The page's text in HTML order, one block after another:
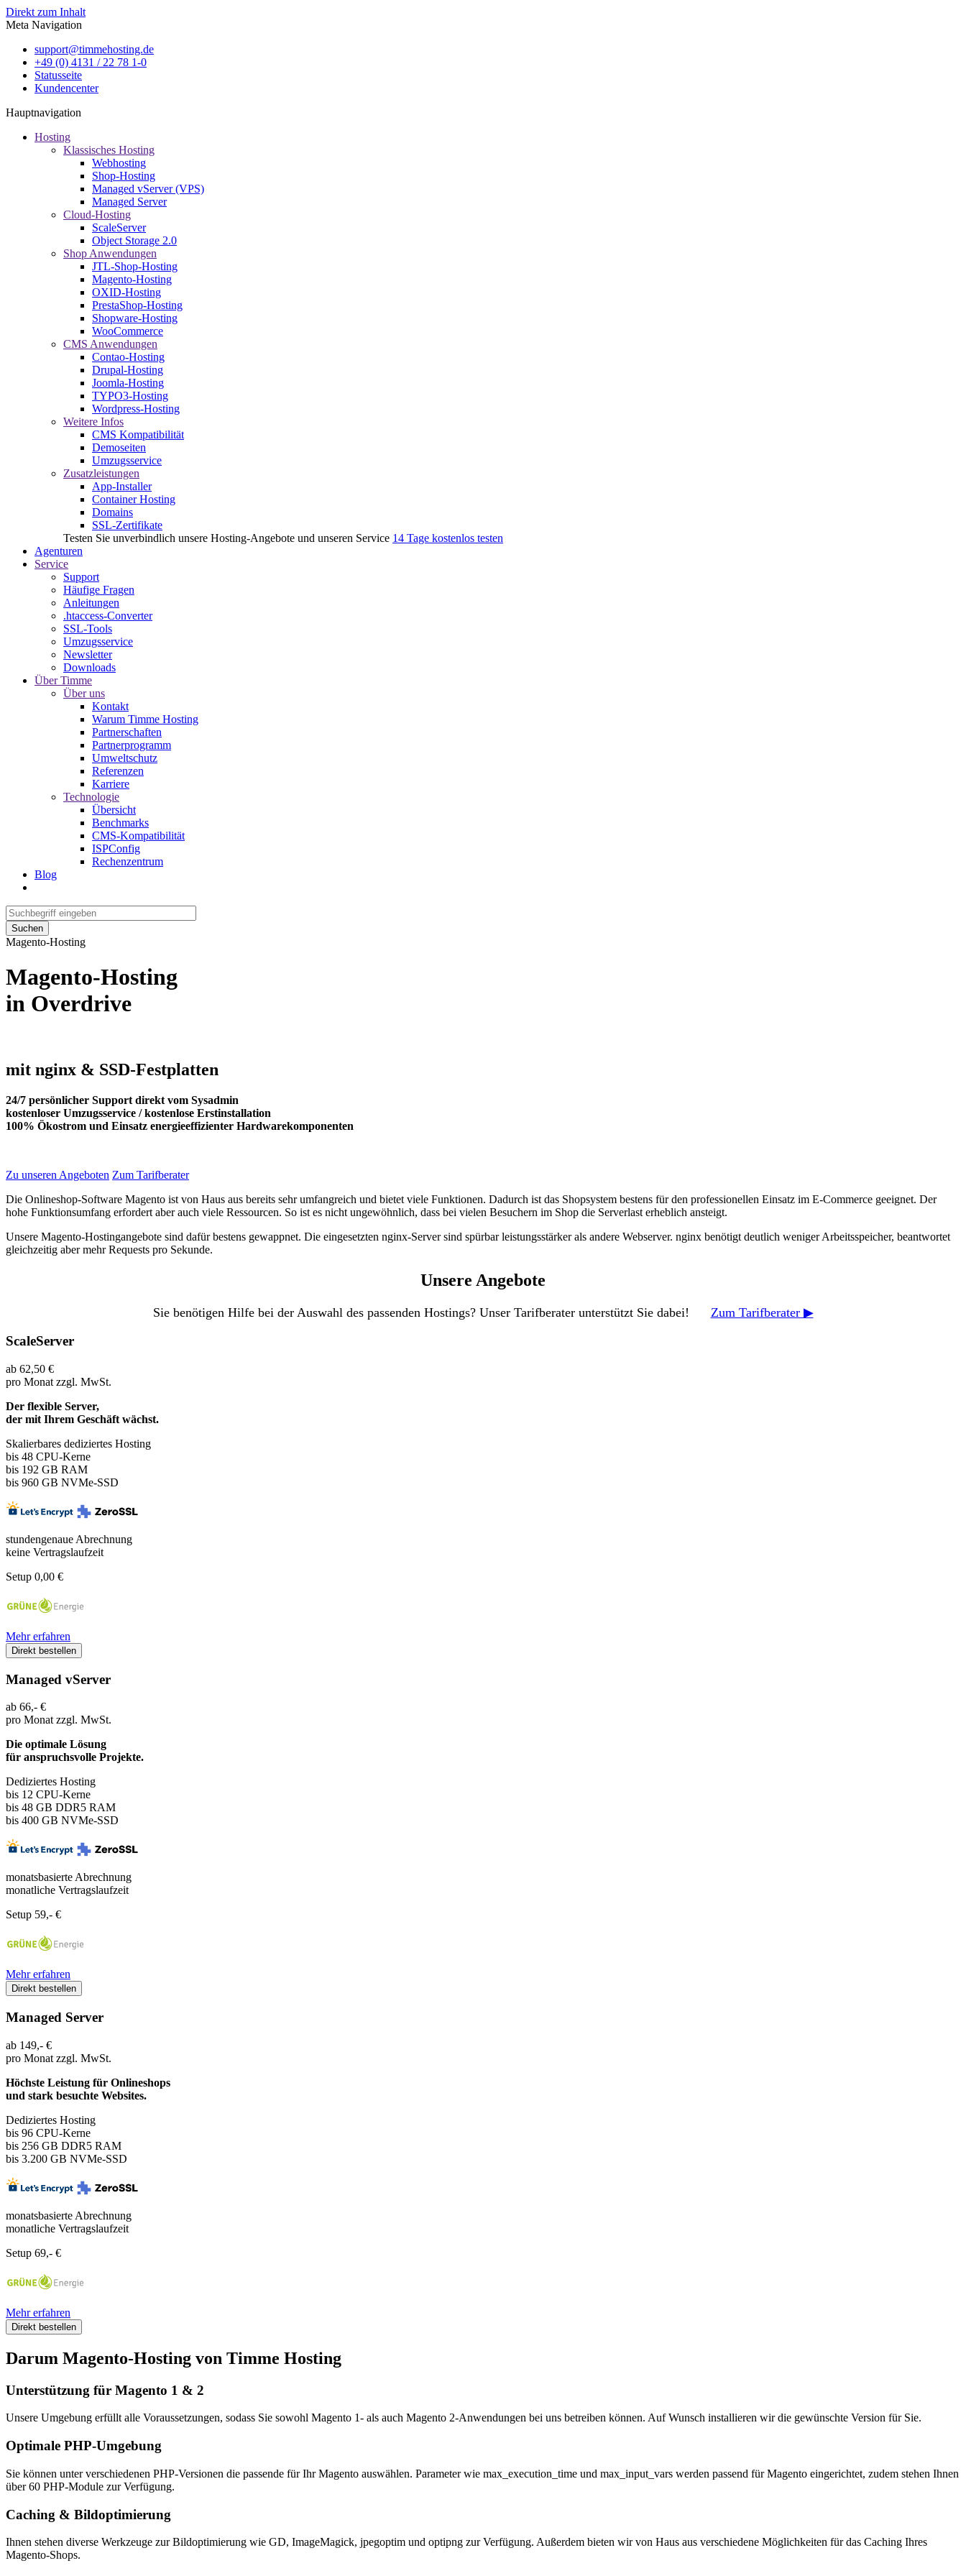
Direkt zum Inhalt
Meta Navigation
support@timmehosting.de
+49 (0) 4131 / 22 78 1-0
Statusseite
Kundencenter
Hauptnavigation
Hosting
Klassisches Hosting
Webhosting
Shop-Hosting
Managed vServer (VPS)
Managed Server
Cloud-Hosting
ScaleServer
Object Storage 2.0
Shop Anwendungen
JTL-Shop-Hosting
Magento-Hosting
OXID-Hosting
PrestaShop-Hosting
Shopware-Hosting
WooCommerce
CMS Anwendungen
Contao-Hosting
Drupal-Hosting
Joomla-Hosting
TYPO3-Hosting
Wordpress-Hosting
Weitere Infos
CMS Kompatibilität
Demoseiten
Umzugsservice
Zusatzleistungen
App-Installer
Container Hosting
Domains
SSL-Zertifikate
Testen Sie unverbindlich unsere Hosting-Angebote und unseren Service 14 Tage kostenlos testen
Agenturen
Service
Support
Häufige Fragen
Anleitungen
.htaccess-Converter
SSL-Tools
Umzugsservice
Newsletter
Downloads
Über Timme
Über uns
Kontakt
Warum Timme Hosting
Partnerschaften
Partnerprogramm
Umweltschutz
Referenzen
Karriere
Technologie
Übersicht
Benchmarks
CMS-Kompatibilität
ISPConfig
Rechenzentrum
Blog
Suchen
Magento-Hosting
Magento-Hosting
in Overdrive
mit nginx & SSD-Festplatten
24/7 persönlicher Support direkt vom Sysadmin
kostenloser Umzugsservice / kostenlose Erstinstallation
100% Ökostrom und Einsatz energieeffizienter Hardwarekomponenten
Zu unseren Angeboten Zum Tarifberater
Die Onlineshop-Software Magento ist von Haus aus bereits sehr umfangreich und bietet viele Funktionen. Dadurch ist das Shopsystem bestens für den professionellen Einsatz im E-Commerce geeignet. Der
hohe Funktionsumfang erfordert aber auch viele Ressourcen. So ist es nicht ungewöhnlich, dass bei vielen Besuchern im Shop die Serverlast erheblich ansteigt.
Unsere Magento-Hostingangebote sind dafür bestens gewappnet. Die eingesetzten nginx-Server sind spürbar leistungsstärker als andere Webserver. nginx benötigt deutlich weniger Arbeitsspeicher, beantwortet
gleichzeitig aber mehr Requests pro Sekunde.
Unsere Angebote
Sie benötigen Hilfe bei der Auswahl des passenden Hostings? Unser Tarifberater unterstützt Sie dabei! Zum Tarifberater ▶
ScaleServer
ab 62,50 €
pro Monat zzgl. MwSt.
Der flexible Server,
der mit Ihrem Geschäft wächst.
Skalierbares dediziertes Hosting
bis 48 CPU-Kerne
bis 192 GB RAM
bis 960 GB NVMe-SSD
stundengenaue Abrechnung
keine Vertragslaufzeit
Setup 0,00 €
Mehr erfahren
Direkt bestellen
Managed vServer
ab 66,- €
pro Monat zzgl. MwSt.
Die optimale Lösung
für anspruchsvolle Projekte.
Dediziertes Hosting
bis 12 CPU-Kerne
bis 48 GB DDR5 RAM
bis 400 GB NVMe-SSD
monatsbasierte Abrechnung
monatliche Vertragslaufzeit
Setup 59,- €
Mehr erfahren
Direkt bestellen
Managed Server
ab 149,- €
pro Monat zzgl. MwSt.
Höchste Leistung für Onlineshops
und stark besuchte Websites.
Dediziertes Hosting
bis 96 CPU-Kerne
bis 256 GB DDR5 RAM
bis 3.200 GB NVMe-SSD
monatsbasierte Abrechnung
monatliche Vertragslaufzeit
Setup 69,- €
Mehr erfahren
Direkt bestellen
Darum Magento-Hosting von Timme Hosting
Unterstützung für Magento 1 & 2
Unsere Umgebung erfüllt alle Voraussetzungen, sodass Sie sowohl Magento 1- als auch Magento 2-Anwendungen bei uns betreiben können. Auf Wunsch installieren wir die gewünschte Version für Sie.
Optimale PHP-Umgebung
Sie können unter verschiedenen PHP-Versionen die passende für Ihr Magento auswählen. Parameter wie max_execution_time und max_input_vars werden passend für Magento eingerichtet, zudem stehen Ihnen
über 60 PHP-Module zur Verfügung.
Caching & Bildoptimierung
Ihnen stehen diverse Werkzeuge zur Bildoptimierung wie GD, ImageMagick, jpegoptim und optipng zur Verfügung. Außerdem bieten wir von Haus aus verschiedene Möglichkeiten für das Caching Ihres
Magento-Shops.